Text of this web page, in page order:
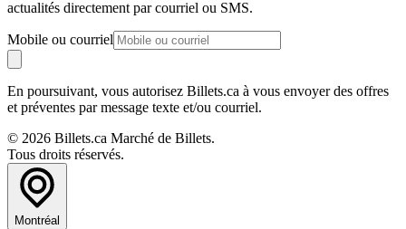
actualités directement par courriel ou SMS.
Mobile ou courriel
En poursuivant, vous autorisez Billets.ca à vous envoyer des offres
et préventes par message texte et/ou courriel.
© 2026 Billets.ca Marché de Billets.
Tous droits réservés.
Montréal